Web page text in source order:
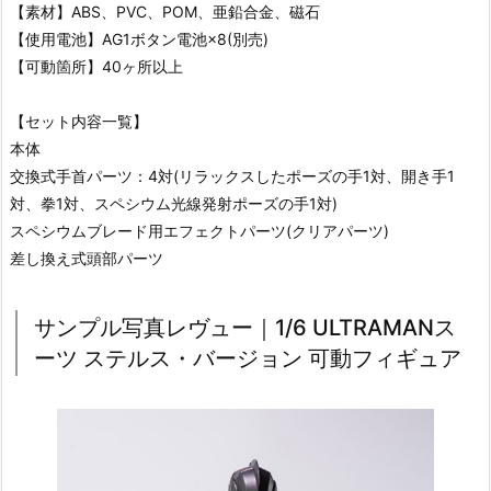
【素材】ABS、PVC、POM、亜鉛合金、磁石
【使用電池】AG1ボタン電池×8(別売)
【可動箇所】40ヶ所以上
【セット内容一覧】
本体
交換式手首パーツ：4対(リラックスしたポーズの手1対、開き手1
対、拳1対、スペシウム光線発射ポーズの手1対)
スペシウムブレード用エフェクトパーツ(クリアパーツ)
差し換え式頭部パーツ
サンプル写真レヴュー｜1/6 ULTRAMANス
ーツ ステルス・バージョン 可動フィギュア